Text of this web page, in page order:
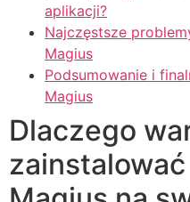
aplikacji?
Najczęstsze
Magius
Podsumowanie i
Magius
Dlaczego